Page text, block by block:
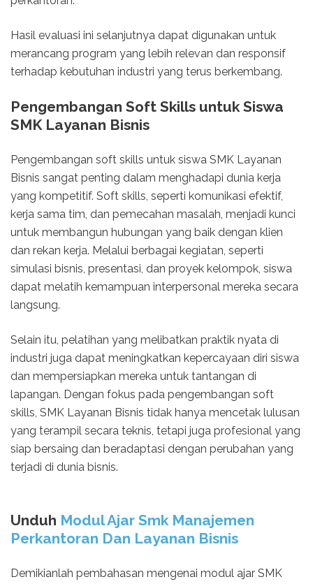
Hasil evaluasi ini selanjutnya dapat digunakan untuk
merancang program yang lebih relevan dan responsif
terhadap kebutuhan industri yang terus berkembang.
Pengembangan Soft Skills untuk Siswa
SMK Layanan Bisnis
Pengembangan soft skills untuk siswa SMK Layanan
Bisnis sangat penting dalam menghadapi dunia kerja
yang kompetitif. Soft skills, seperti komunikasi efektif,
kerja sama tim, dan pemecahan masalah, menjadi kunci
untuk membangun hubungan yang baik dengan klien
dan rekan kerja. Melalui berbagai kegiatan, seperti
simulasi bisnis, presentasi, dan proyek kelompok, siswa
dapat melatih kemampuan interpersonal mereka secara
langsung.
Selain itu, pelatihan yang melibatkan praktik nyata di
industri juga dapat meningkatkan kepercayaan diri siswa
dan mempersiapkan mereka untuk tantangan di
lapangan. Dengan fokus pada pengembangan soft
skills, SMK Layanan Bisnis tidak hanya mencetak lulusan
yang terampil secara teknis, tetapi juga profesional yang
siap bersaing dan beradaptasi dengan perubahan yang
terjadi di dunia bisnis.
Unduh Modul Ajar Smk Manajemen
Perkantoran Dan Layanan Bisnis
Demikianlah pembahasan mengenai modul ajar SMK